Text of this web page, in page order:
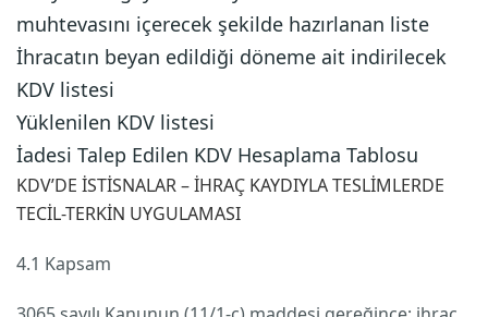
muhtevasını içerecek şekilde hazırlanan liste
İhracatın beyan edildiği döneme ait indirilecek
KDV listesi
Yüklenilen KDV listesi
İadesi Talep Edilen KDV Hesaplama Tablosu
KDV’DE İSTİSNALAR – İHRAÇ KAYDIYLA TESLİMLERDE
TECİL-TERKİN UYGULAMASI
4.1 Kapsam